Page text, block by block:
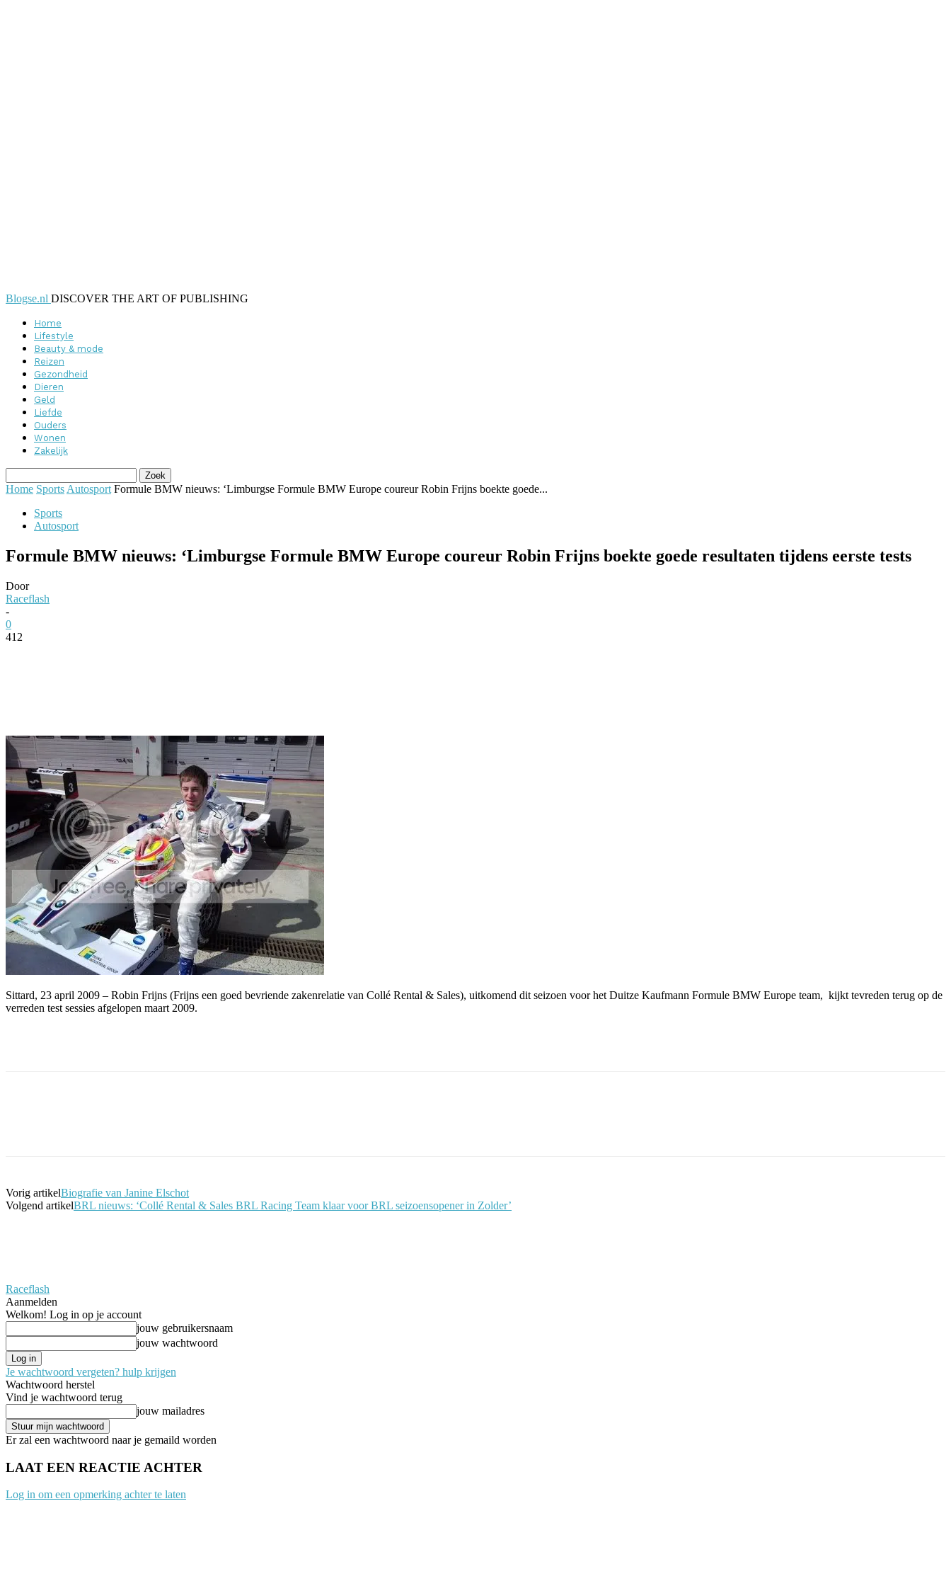
Blogse.nl DISCOVER THE ART OF PUBLISHING
Home
Lifestyle
Beauty & mode
Reizen
Gezondheid
Dieren
Geld
Liefde
Ouders
Wonen
Zakelijk
Home Sports Autosport Formule BMW nieuws: ‘Limburgse Formule BMW Europe coureur Robin Frijns boekte goede...
Sports
Autosport
Formule BMW nieuws: ‘Limburgse Formule BMW Europe coureur Robin Frijns boekte goede resultaten tijdens eerste tests
Door
Raceflash
-
0
412
Sittard, 23 april 2009 – Robin Frijns (Frijns een goed bevriende zakenrelatie van Collé Rental & Sales), uitkomend dit seizoen voor het Duitze Kaufmann Formule BMW Europe team, kijkt tevreden terug op de
verreden test sessies afgelopen maart 2009.
Vorig artikelBiografie van Janine Elschot
Volgend artikelBRL nieuws: ‘Collé Rental & Sales BRL Racing Team klaar voor BRL seizoensopener in Zolder’
Raceflash
Aanmelden
Welkom! Log in op je account
jouw gebruikersnaam
jouw wachtwoord
Je wachtwoord vergeten? hulp krijgen
Wachtwoord herstel
Vind je wachtwoord terug
jouw mailadres
Er zal een wachtwoord naar je gemaild worden
LAAT EEN REACTIE ACHTER
Log in om een opmerking achter te laten